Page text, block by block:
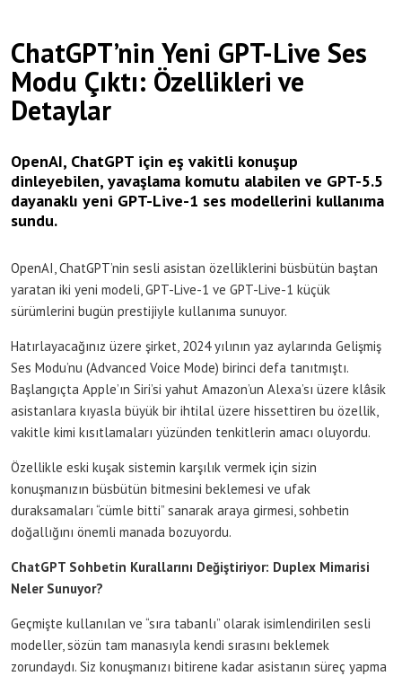
ChatGPT’nin Yeni GPT-Live Ses
Modu Çıktı: Özellikleri ve
Detaylar
OpenAI, ChatGPT için eş vakitli konuşup
dinleyebilen, yavaşlama komutu alabilen ve GPT-5.5
dayanaklı yeni GPT-Live-1 ses modellerini kullanıma
sundu.
OpenAI, ChatGPT’nin sesli asistan özelliklerini büsbütün baştan
yaratan iki yeni modeli, GPT-Live-1 ve GPT-Live-1 küçük
sürümlerini bugün prestijiyle kullanıma sunuyor.
Hatırlayacağınız üzere şirket, 2024 yılının yaz aylarında Gelişmiş
Ses Modu’nu (Advanced Voice Mode) birinci defa tanıtmıştı.
Başlangıçta Apple’ın Siri’si yahut Amazon’un Alexa’sı üzere klâsik
asistanlara kıyasla büyük bir ihtilal üzere hissettiren bu özellik,
vakitle kimi kısıtlamaları yüzünden tenkitlerin amacı oluyordu.
Özellikle eski kuşak sistemin karşılık vermek için sizin
konuşmanızın büsbütün bitmesini beklemesi ve ufak
duraksamaları “cümle bitti” sanarak araya girmesi, sohbetin
doğallığını önemli manada bozuyordu.
ChatGPT Sohbetin Kurallarını Değiştiriyor: Duplex Mimarisi
Neler Sunuyor?
Geçmişte kullanılan ve “sıra tabanlı” olarak isimlendirilen sesli
modeller, sözün tam manasıyla kendi sırasını beklemek
zorundaydı. Siz konuşmanızı bitirene kadar asistanın süreç yapma